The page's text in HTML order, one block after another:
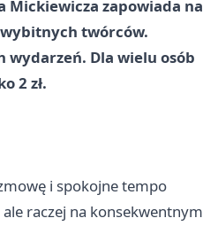
Mickiewicza zapowiada na
twórców.
wydarzeń. Dla wielu osób
2 zł.
i spokojne tempo
raczej na konsekwentnym